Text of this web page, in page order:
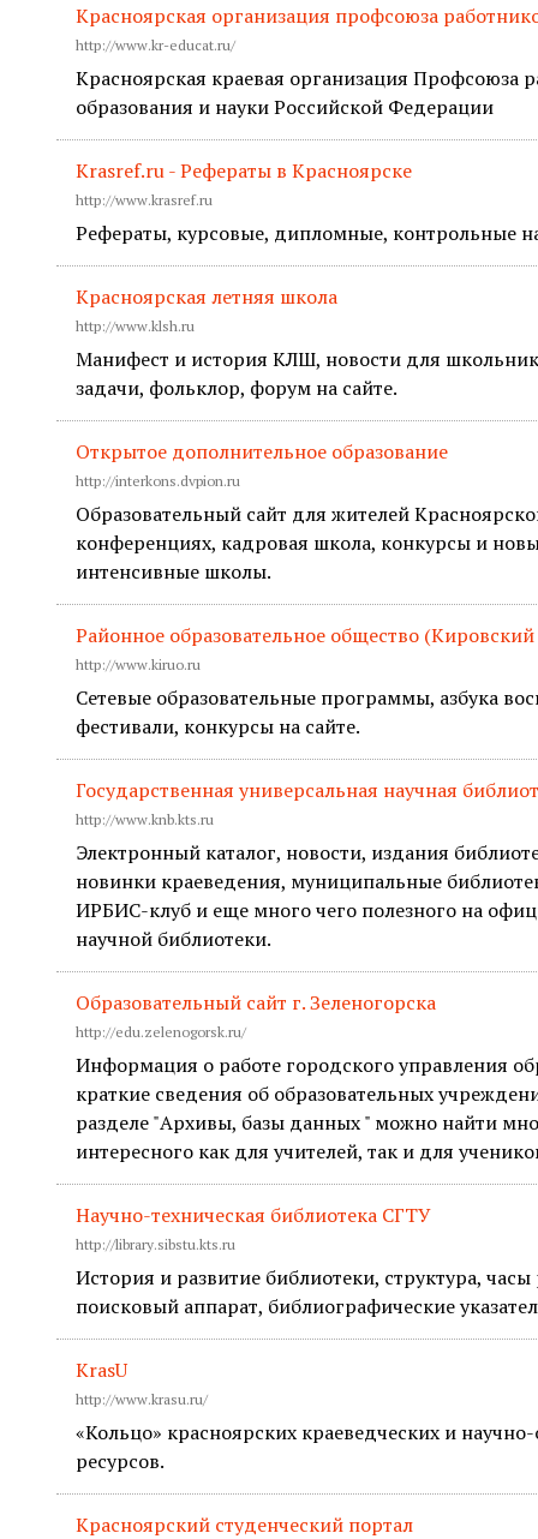
Красноярская организация профсоюза
http://www.kr-educat.ru/
Красноярская краевая организация Профсоюза
образования и науки Российской Федерации
Krasref.ru - Рефераты в Красноярске
http://www.krasref.ru
Рефераты, курсовые, дипломные, контрольные
Красноярская летняя школа
http://www.klsh.ru
Манифест и история КЛШ, новости для
задачи, фольклор, форум на сайте.
Открытое дополнительное образование
http://interkons.dvpion.ru
Образовательный сайт для жителей
конференциях, кадровая школа, конкурсы и
интенсивные школы.
Районное образовательное общество
http://www.kiruo.ru
Сетевые образовательные программы, азбука
фестивали, конкурсы на сайте.
Государственная универсальная научная
http://www.knb.kts.ru
Электронный каталог, новости, издания
новинки краеведения, муниципальные
ИРБИС-клуб и еще много чего полезного на
научной библиотеки.
Образовательный сайт г. Зеленогорска
http://edu.zelenogorsk.ru/
Информация о работе городского управления
краткие сведения об образовательных
разделе "Архивы, базы данных " можно найти
интересного как для учителей, так и для
Научно-техническая библиотека СГТУ
http://library.sibstu.kts.ru
История и развитие библиотеки, структура,
поисковый аппарат, библиографические
KrasU
http://www.krasu.ru/
«Кольцо» красноярских краеведческих и
ресурсов.
Красноярский студенческий портал